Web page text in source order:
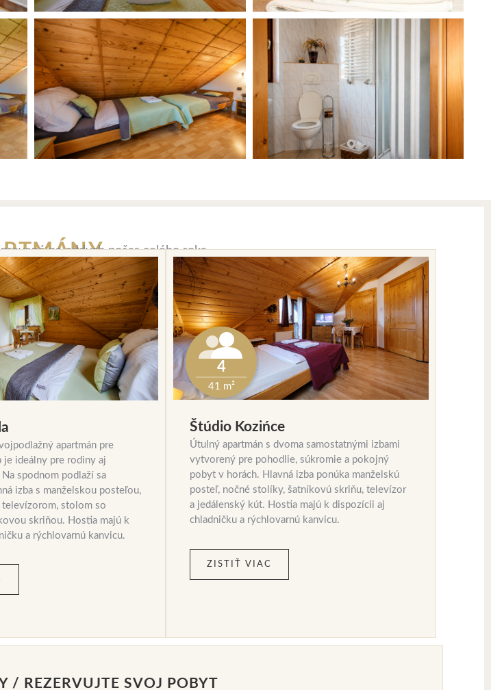
na oddych počas celého roka.
apartmán pre
je ideálny pre rodiny aj
spodnom podlaží sa
izba s manželskou posteľou,
stolom so
skriňou. Hostia majú k
a rýchlovarnú kanvicu.
4
41 m²
Štúdio Kozińce
Útulný apartmán s dvoma samostatnými izbami
vytvorený pre pohodlie, súkromie a pokojný
pobyt v horách. Hlavná izba ponúka manželskú
posteľ, nočné stolíky, šatníkovú skriňu, televízor
a jedálenský kút. Hostia majú k dispozícii aj
chladničku a rýchlovarnú kanvicu.
ZISTIŤ VIAC
/ REZERVUJTE SVOJ POBYT